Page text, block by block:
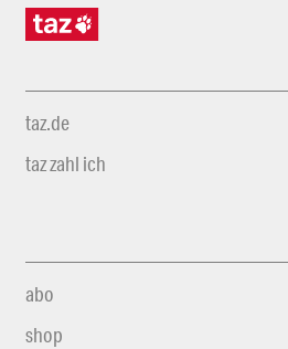
taz.de
taz zahl ich
abo
shop